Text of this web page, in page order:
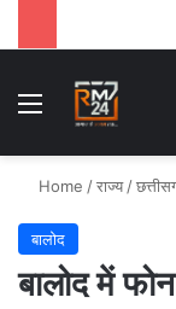
Menu
Home /राज्य /
बालोद
बालोद में